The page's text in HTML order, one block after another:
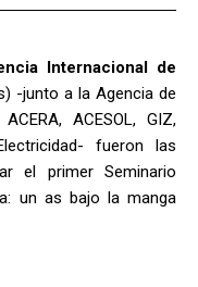
Internacional de
-junto a la Agencia de
ACESOL, GIZ,
fueron las
el primer Seminario
un as bajo la manga